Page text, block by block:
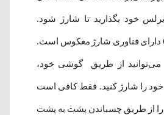
خود بگذارید تا شارژ شود.
همچنین QCY HT01 دارای فناوری شارژ معکوس است.
می‌توانید از طریق گوشی خود،
هدفون QCY HT01 خود را شارژ کنید. فقط کافی است
را از طریق چسباندن پشت به پشت